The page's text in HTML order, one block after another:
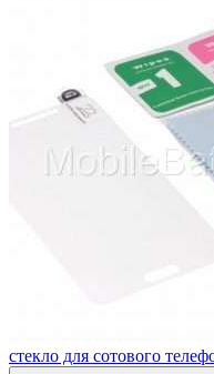
стекло для сотового